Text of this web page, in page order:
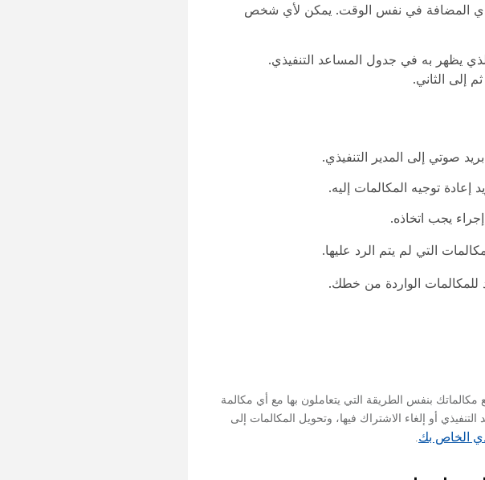
المضافة في نفس الوقت. يمكن لأي شخص
يظهر به في جدول المساعد التنفيذي.
إلى الثاني.
صوتي إلى المدير التنفيذي.
إعادة توجيه المكالمات إليه.
يجب اتخاذه.
التي لم يتم الرد عليها.
الواردة من خطك.
بنفس الطريقة التي يتعاملون بها مع أي مكالمة
أو إلغاء الاشتراك فيها، وتحويل المكالمات إلى
الخاص بك